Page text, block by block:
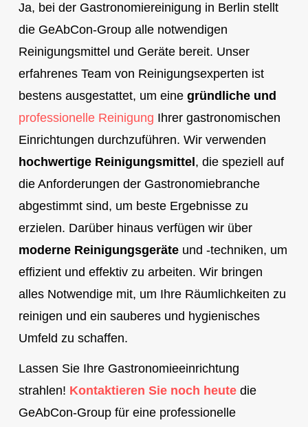
Ja, bei der Gastronomiereinigung in Berlin stellt
die GeAbCon-Group alle notwendigen
Reinigungsmittel und Geräte bereit. Unser
erfahrenes Team von Reinigungsexperten ist
bestens ausgestattet, um eine gründliche und
professionelle Reinigung Ihrer gastronomischen
Einrichtungen durchzuführen. Wir verwenden
hochwertige Reinigungsmittel , die speziell auf
die Anforderungen der Gastronomiebranche
abgestimmt sind, um beste Ergebnisse zu
erzielen. Darüber hinaus verfügen wir über
moderne Reinigungsgeräte und -techniken, um
effizient und effektiv zu arbeiten. Wir bringen
alles Notwendige mit, um Ihre Räumlichkeiten zu
reinigen und ein sauberes und hygienisches
Umfeld zu schaffen.
Lassen Sie Ihre Gastronomieeinrichtung
strahlen! Kontaktieren Sie noch heutedie
GeAbCon-Group für eine professionelle